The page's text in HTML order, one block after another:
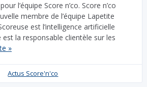
l’équipe Score n’co. Score n’co
membre de l’équipe Lapetite
est l’intelligence artificielle
est la responsable clientèle sur les
»
Actus Score'n'co